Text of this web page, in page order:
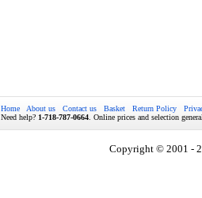
Home About us Contact us Basket Return Policy
Need help? 1-718-787-0664 . Online prices and selection
Copyright © 2001 -